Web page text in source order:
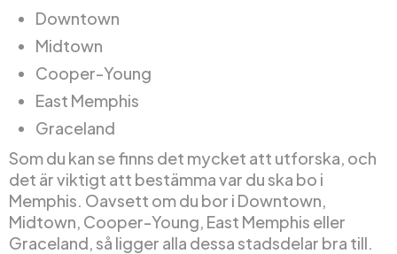
Downtown
Midtown
Cooper-Young
East Memphis
Graceland
Som du kan se finns det mycket att utforska, och
det är viktigt att bestämma var du ska bo i
Memphis. Oavsett om du bor i Downtown,
Midtown, Cooper-Young, East Memphis eller
Graceland, så ligger alla dessa stadsdelar bra till.